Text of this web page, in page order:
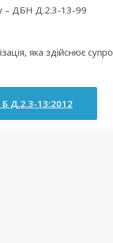
– ДБН Д.2.3-13-99
яка здійснює
Д.2.3-13:2012